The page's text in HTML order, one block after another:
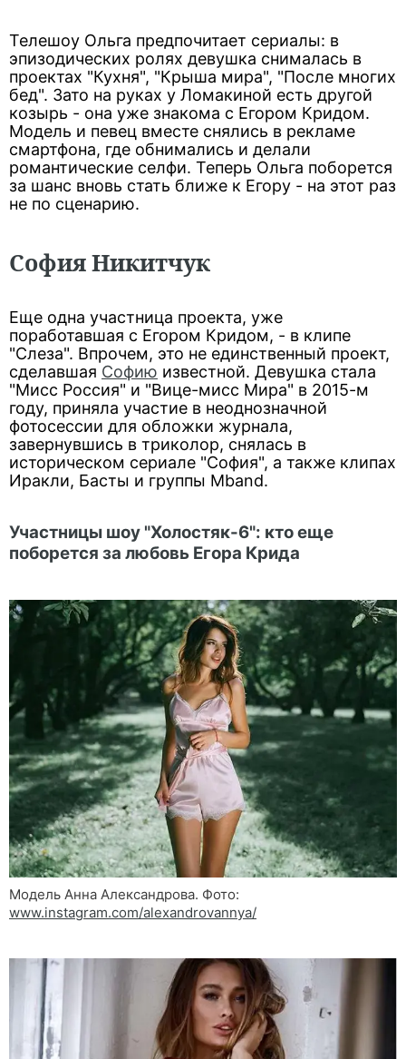
Телешоу Ольга предпочитает сериалы: в
эпизодических ролях девушка снималась в
проектах "Кухня", "Крыша мира", "После многих
бед". Зато на руках у Ломакиной есть другой
козырь - она уже знакома с Егором Кридом.
Модель и певец вместе снялись в рекламе
смартфона, где обнимались и делали
романтические селфи. Теперь Ольга поборется
за шанс вновь стать ближе к Егору - на этот раз
не по сценарию.
София Никитчук
Еще одна участница проекта, уже
поработавшая с Егором Кридом, - в клипе
"Слеза". Впрочем, это не единственный проект,
сделавшая Софию известной. Девушка стала
"Мисс Россия" и "Вице-мисс Мира" в 2015-м
году, приняла участие в неоднозначной
фотосессии для обложки журнала,
завернувшись в триколор, снялась в
историческом сериале "София", а также клипах
Иракли, Басты и группы Mband.
Участницы шоу "Холостяк-6": кто еще
поборется за любовь Егора Крида
Модель Анна Александрова. Фото:
www.instagram.com/alexandrovannya/